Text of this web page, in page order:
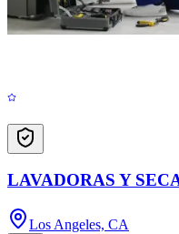
LAVADORAS Y
Los Angeles, CA